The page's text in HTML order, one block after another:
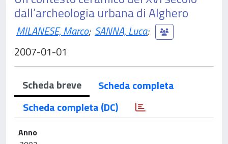
dall’archeologia urbana di Alghero
MILANESE, Marco; SANNA, Luca;
2007-01-01
Scheda breve
Scheda completa
Scheda completa (DC)
Anno